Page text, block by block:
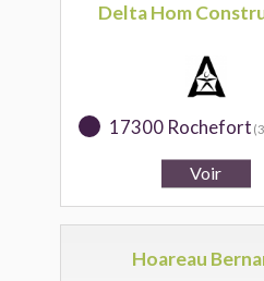
Delta Hom
17300 Rochefort
Hoareau